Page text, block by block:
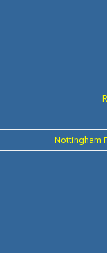
Nottingham